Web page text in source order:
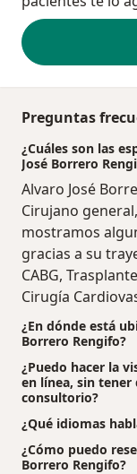
Preguntas
¿Cuáles son las
José Borrero
Alvaro José
Cirujano
mostramos
gracias a su
CABG,
Cirugía
¿En dónde está
Borrero Rengifo?
¿Puedo hacer la
en línea, sin tener
consultorio?
¿Qué idiomas
¿Cómo puedo
Borrero Rengifo?